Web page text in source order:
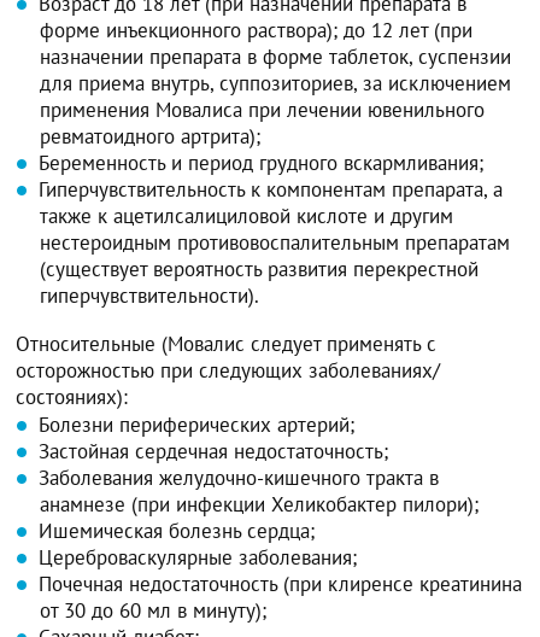
форме инъекционного раствора); до 12 лет (при
назначении препарата в форме таблеток, суспензии
для приема внутрь, суппозиториев, за исключением
применения Мовалиса при лечении ювенильного
ревматоидного артрита);
Беременность и период грудного вскармливания;
Гиперчувствительность к компонентам препарата, а
также к ацетилсалициловой кислоте и другим
нестероидным противовоспалительным препаратам
(существует вероятность развития перекрестной
гиперчувствительности).
Относительные (Мовалис следует применять с
осторожностью при следующих заболеваниях/
состояниях):
Болезни периферических артерий;
Застойная сердечная недостаточность;
Заболевания желудочно-кишечного тракта в
анамнезе (при инфекции Хеликобактер пилори);
Ишемическая болезнь сердца;
Цереброваскулярные заболевания;
Почечная недостаточность (при клиренсе креатинина
от 30 до 60 мл в минуту);